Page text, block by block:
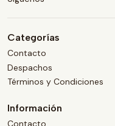
Categorías
Contacto
Despachos
Términos y Condiciones
Información
Contacto